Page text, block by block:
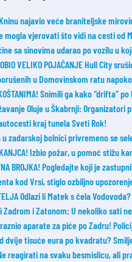
najavio veće braniteljske
mogla vjerovati što vidi na cesti od
sa sinovima udarao po vozilu u
VELIKO POJAČANJE Hull City
u Domovinskom ratu
Snimili ga kako “drifta”
Oluje u Škabrnji:
kraj tunela Sveti Rok!
zadarskoj bolnici privremeno se
Izbio požar, u pomoć stižu
BROJKA! Pogledajte koji je
kod Vrsi, stiglo ozbiljno
Odlazi li Matek s čela Vodovoda?
Zadrom i Zatonom: U nekoliko sati
aparate za piće po Zadru!
dvije tisuće eura po kvadratu?
reagirati na svaku besmislicu, ali